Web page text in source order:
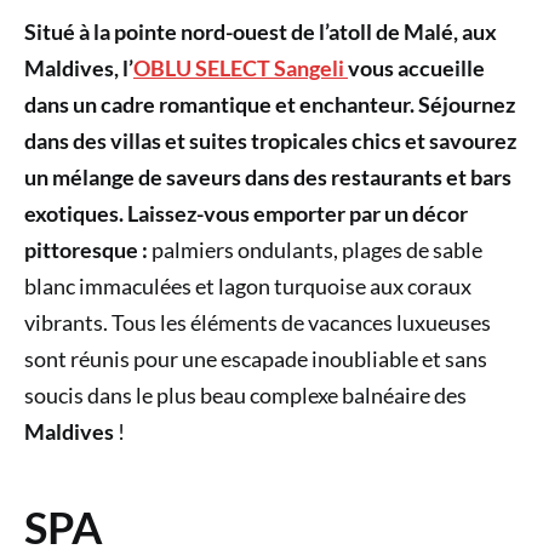
Situé à la pointe nord-ouest de l’atoll de Malé, aux
Maldives, l’OBLU SELECT Sangelivous accueille
dans un cadre romantique et enchanteur. Séjournez
dans des villas et suites tropicales chics et savourez
un mélange de saveurs dans des restaurants et bars
exotiques. Laissez-vous emporter par un décor
pittoresque : palmiers ondulants, plages de sable
blanc immaculées et lagon turquoise aux coraux
vibrants. Tous les éléments de vacances luxueuses
sont réunis pour une escapade inoubliable et sans
soucis dans le plus beau complexe balnéaire des
Maldives !
SPA